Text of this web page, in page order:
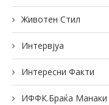
Животен Стил
Интервјуа
Интересни Факти
ИФФК.Браќа Манаки